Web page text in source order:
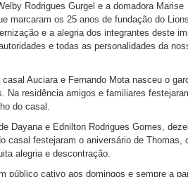
Rodrigues Gurgel e a domadora Marise
marcaram os 25 anos de fundação do
e a alegria dos integrantes deste
e todas as personalidades da
casal Auciara e Fernando Mota nasceu o
Na residência amigos e familiares
do casal.
Dayana e Ednilton Rodrigues Gomes,
casal festejaram o aniversário de Thomas,
alegria e descontração.
público cativo aos domingos e sempre a